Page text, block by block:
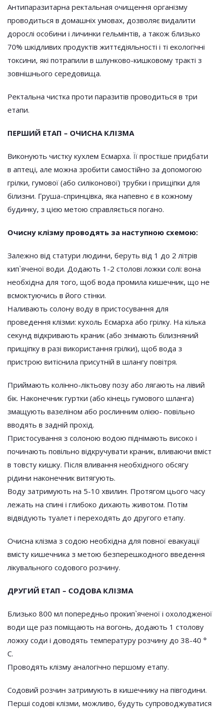
Антипаразитарна ректальная очищення організму
проводиться в домашніх умовах, дозволяє видалити
дорослі особини і личинки гельмінтів, а також близько
70% шкідливих продуктів життєдіяльності і ті екологічні
токсини, які потрапили в шлунково-кишковому тракті з
зовнішнього середовища.
Ректальна чистка проти паразитів проводиться в три
етапи.
ПЕРШИЙ ЕТАП – ОЧИСНА КЛІЗМА
Виконують чистку кухлем Есмарха. Її простіше придбати
в аптеці, але можна зробити самостійно за допомогою
грілки, гумової (або силіконової) трубки і прищіпки для
білизни. Груша-спринцівка, яка напевно є в кожному
будинку, з цією метою справляється погано.
Очисну клізму проводять за наступною схемою:
Залежно від статури людини, беруть від 1 до 2 літрів
кип`яченої води. Додають 1-2 столові ложки солі: вона
необхідна для того, щоб вода промила кишечник, що не
всмоктуючись в його стінки.
Наливають солону воду в пристосування для
проведення клізми: кухоль Есмарха або грілку. На кілька
секунд відкривають краник (або знімають білизняний
прищіпку в разі використання грілки), щоб вода з
пристрою витіснила присутній в шлангу повітря.
Приймають колінно-ліктьову позу або лягають на лівий
бік. Наконечник гуртки (або кінець гумового шланга)
змащують вазеліном або рослинним олією- повільно
вводять в задній прохід.
Пристосування з солоною водою піднімають високо і
починають повільно відкручувати краник, вливаючи вміст
в товсту кишку. Після вливання необхідного обсягу
рідини наконечник витягують.
Воду затримують на 5-10 хвилин. Протягом цього часу
лежать на спині і глибоко дихають животом. Потім
відвідують туалет і переходять до другого етапу.
Очисна клізма з содою необхідна для повної евакуації
вмісту кишечника з метою безперешкодного введення
лікувального содового розчину.
ДРУГИЙ ЕТАП – СОДОВА КЛІЗМА
Близько 800 мл попередньо прокип`яченої і охолодженої
води ще раз поміщають на вогонь, додають 1 столову
ложку соди і доводять температуру розчину до 38-40 °
C.
Проводять клізму аналогічно першому етапу.
Содовий розчин затримують в кишечнику на півгодини.
Перші содові клізми, можливо, будуть супроводжуватися